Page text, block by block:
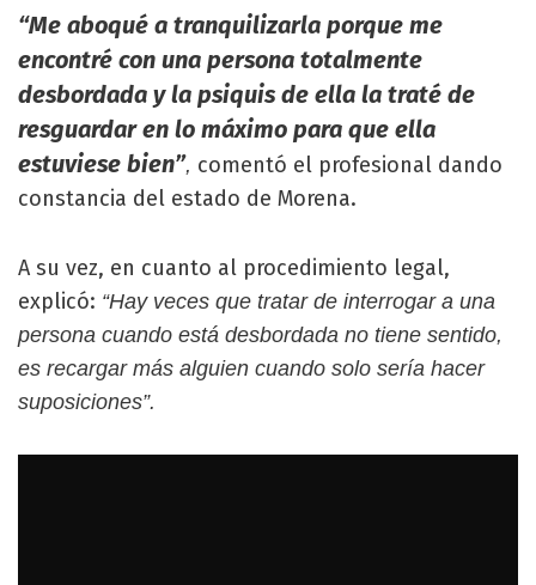
“Me aboqué a tranquilizarla porque me
encontré con una persona totalmente
desbordada y la psiquis de ella la traté de
resguardar en lo máximo para que ella
estuviese bien”, comentó el profesional dando
constancia del estado de Morena.
A su vez, en cuanto al procedimiento legal,
explicó: “Hay veces que tratar de interrogar a una
persona cuando está desbordada no tiene sentido,
es recargar más alguien cuando solo sería hacer
suposiciones”.